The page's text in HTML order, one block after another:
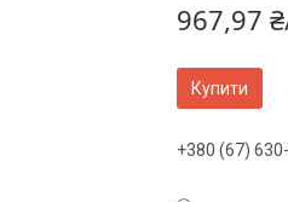
967,97
Купити
+380 (67)